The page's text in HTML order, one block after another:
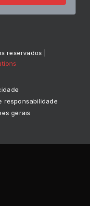
reservados |
responsabilidade
gerais